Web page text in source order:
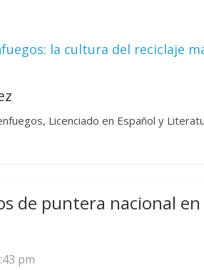
la cultura del reciclaje
Licenciado en Español y
de puntera nacional
pm